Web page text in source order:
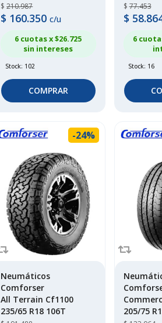
$210.987
$ 160.350 c/u
6 cuotas x $26.725
sin intereses
Stock: 102
COMPRAR
$77.453
$
6
Stock: 16
-24%
Neumáticos
Comforser
All Terrain Cf1100
235/65 R18 106T
205/75